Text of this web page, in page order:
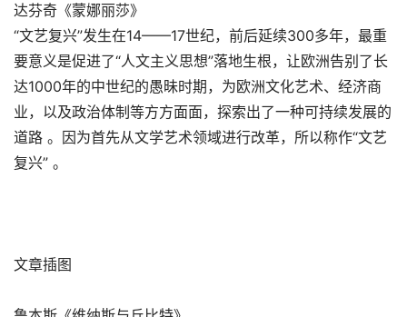
达芬奇《蒙娜丽莎》
“文艺复兴”发生在14——17世纪，前后延续300多年，最重
要意义是促进了“人文主义思想”落地生根，让欧洲告别了长
达1000年的中世纪的愚昧时期，为欧洲文化艺术、经济商
业，以及政治体制等方方面面，探索出了一种可持续发展的
道路 。因为首先从文学艺术领域进行改革，所以称作“文艺
复兴” 。
文章插图